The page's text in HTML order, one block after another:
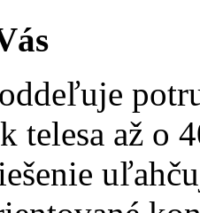
telesa až o